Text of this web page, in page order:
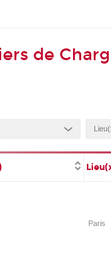
de
Paris